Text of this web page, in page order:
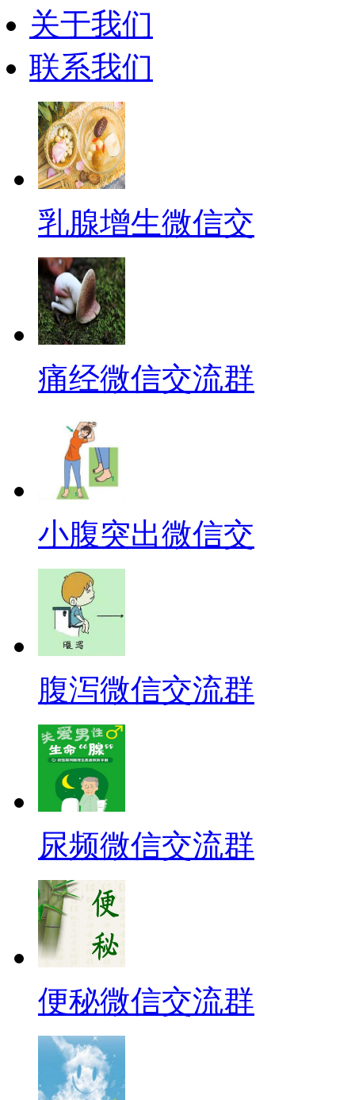
关于我们
联系我们
乳腺增生微信交
痛经微信交流群
小腹突出微信交
腹泻微信交流群
尿频微信交流群
便秘微信交流群